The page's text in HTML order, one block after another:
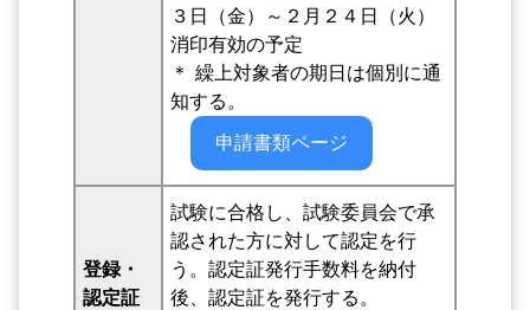
３日（金）～２月２４日（火）
消印有効の予定
＊ 繰上対象者の期日は個別に通
知する。
申請書類ページ
登録・
認定証
試験に合格し、試験委員会で承
認された方に対して認定を行
う。認定証発行手数料を納付
後、認定証を発行する。